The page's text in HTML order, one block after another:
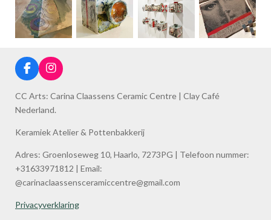
F
a
c
e
b
o
I
n
s
t
a
g
r
m
CC Arts: Carina Claassens Ceramic Centre | Clay Café
Nederland.
Keramiek Atelier & Pottenbakkerij
Adres: Groenloseweg 10, Haarlo, 7273PG | Telefoon nummer:
+31633971812 | Email:
@carinaclaassensceramiccentre@gmail.com
Privacyverklaring